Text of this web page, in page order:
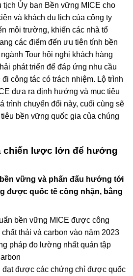
tịch Ủy ban Bền vững MICE cho
và khách du lịch của công ty
môi trường, khiến các nhà tổ
các điểm đến ưu tiên tính bền
Tour hội nghị khách hàng
phát triển để đáp ứng nhu cầu
công tác có trách nhiệm. Lộ trình
đưa ra định hướng và mục tiêu
trình chuyển đổi này, cuối cùng sẽ
bền vững quốc gia của chúng
chiến lược lớn để hướng
vững và phấn đấu hướng tới
được quốc tế công nhận, bằng
bền vững MICE được công
thải và carbon vào năm 2023
pháp đo lường nhất quán tập
đạt được các chứng chỉ được quốc